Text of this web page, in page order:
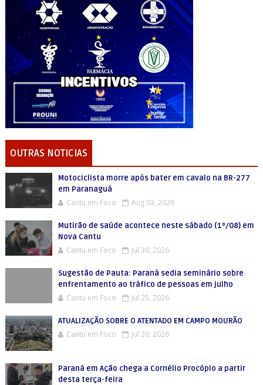
OUTRAS NOTICIAS
Motociclista morre após bater em cavalo na BR-277
em Paranaguá
Cantu em Foco Aug 03, 2026
Mutirão de saúde acontece neste sábado (1º/08) em
Nova Cantu
Cantu em Foco Jul 30, 2026
Sugestão de Pauta: Paraná sedia seminário sobre
enfrentamento ao tráfico de pessoas em julho
Cantu em Foco Jul 25, 2026
ATUALIZAÇÃO SOBRE O ATENTADO EM CAMPO MOURÃO
Cantu em Foco Jul 20, 2026
Paraná em Ação chega a Cornélio Procópio a partir
desta terça-feira